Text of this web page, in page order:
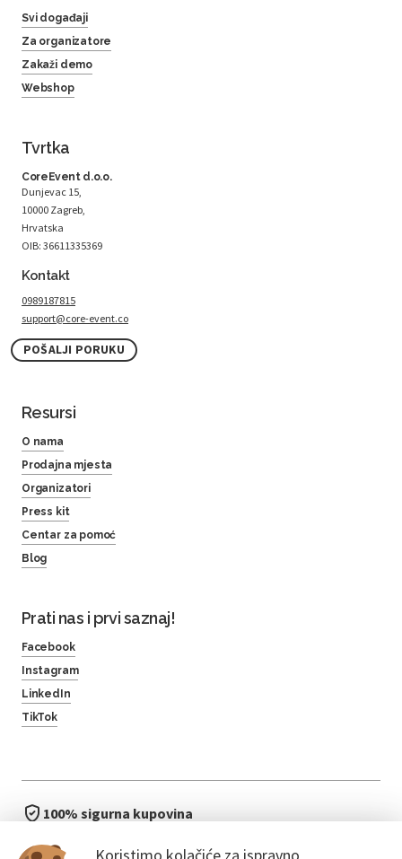
Svi događaji
Za organizatore
Zakaži demo
Webshop
Tvrtka
CoreEvent d.o.o.
Dunjevac 15,
10000 Zagreb,
Hrvatska
OIB: 36611335369
Kontakt
0989187815
support@core-event.co
POŠALJI PORUKU
Resursi
O nama
Prodajna mjesta
Organizatori
Press kit
Centar za pomoć
Blog
Prati nas i prvi saznaj!
Facebook
Instagram
LinkedIn
TikTok
100% sigurna kupovina